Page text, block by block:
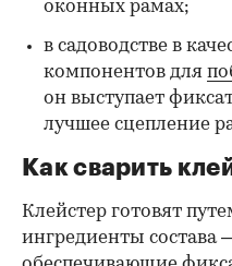
оконных рамах;
в садоводстве в
компонентов для
он выступает
лучшее сцепление
Как сварить
Клейстер готовят
ингредиенты состава